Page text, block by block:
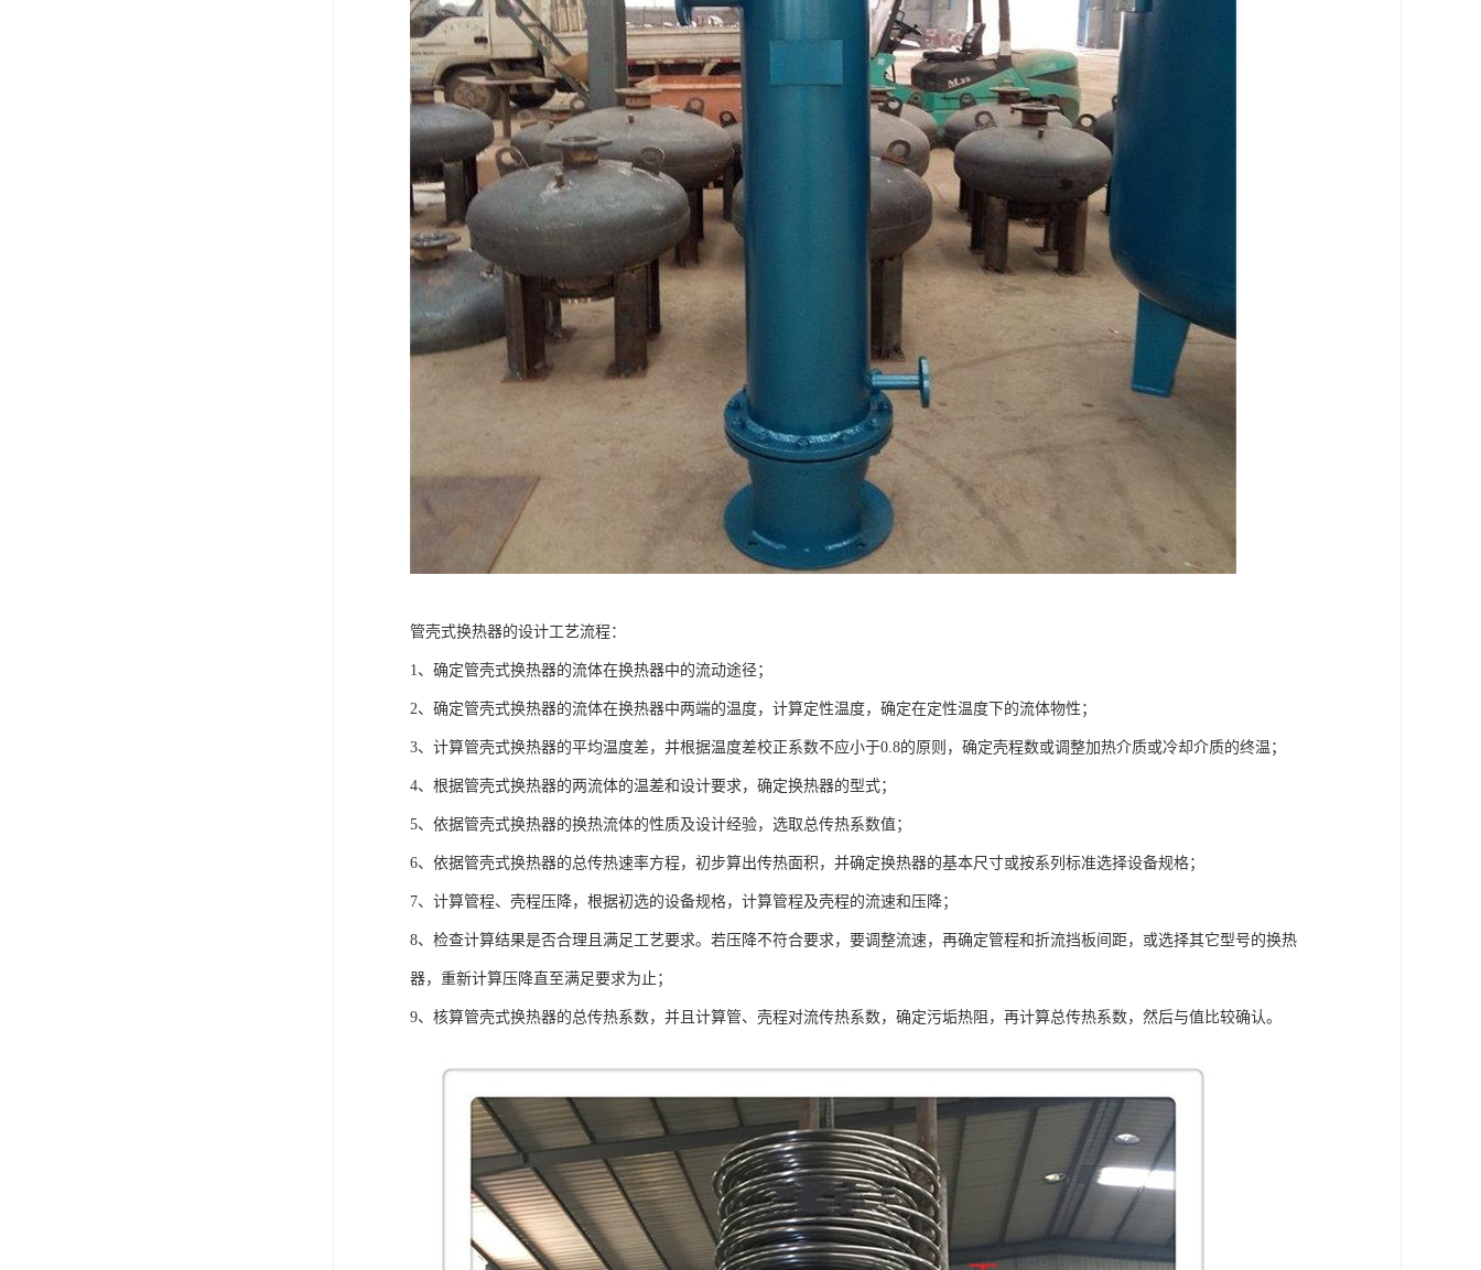
管壳式换热器的设计工艺流程：
1、确定管壳式换热器的流体在换热器中的流动途径；
2、确定管壳式换热器的流体在换热器中两端的温度，计算定性温度，确定在定性温度下的流体物性；
3、计算管壳式换热器的平均温度差，并根据温度差校正系数不应小于0.8的原则，确定壳程数或调整加热介质或冷却介质的终温；
4、根据管壳式换热器的两流体的温差和设计要求，确定换热器的型式；
5、依据管壳式换热器的换热流体的性质及设计经验，选取总传热系数值；
6、依据管壳式换热器的总传热速率方程，初步算出传热面积，并确定换热器的基本尺寸或按系列标准选择设备规格；
7、计算管程、壳程压降，根据初选的设备规格，计算管程及壳程的流速和压降；
8、检查计算结果是否合理且满足工艺要求。若压降不符合要求，要调整流速，再确定管程和折流挡板间距，或选择其它型号的换热
器，重新计算压降直至满足要求为止；
9、核算管壳式换热器的总传热系数，并且计算管、壳程对流传热系数，确定污垢热阻，再计算总传热系数，然后与值比较确认。